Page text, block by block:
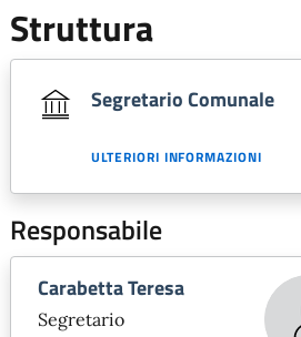
Struttura
Segretario Comunale
ULTERIORI INFORMAZIONI
Responsabile
Carabetta Teresa
Segretario